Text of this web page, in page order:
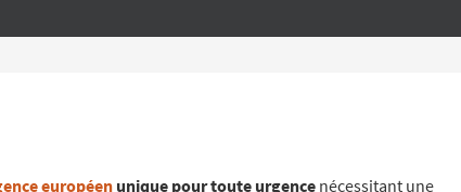
européen unique pour toute urgence nécessitant une